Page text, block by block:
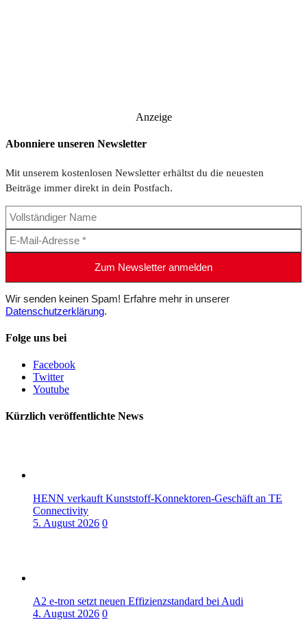
Anzeige
Abonniere unseren Newsletter
Mit unserem kostenlosen Newsletter erhältst du die neuesten
Beiträge immer direkt in dein Postfach.
Wir senden keinen Spam! Erfahre mehr in unserer
Datenschutzerklärung.
Folge uns bei
Facebook
Twitter
Youtube
Kürzlich veröffentlichte News
HENN verkauft Kunststoff-Konnektoren-Geschäft an TE
Connectivity
5. August 2026 0
A2 e-tron setzt neuen Effizienzstandard bei Audi
4. August 2026 0